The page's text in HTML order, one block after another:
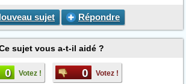
sujet Répondre
sujet vous a-t-il aidé ?
0 Votez ! 0 Votez !